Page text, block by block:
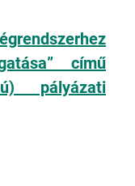
című
pályázati